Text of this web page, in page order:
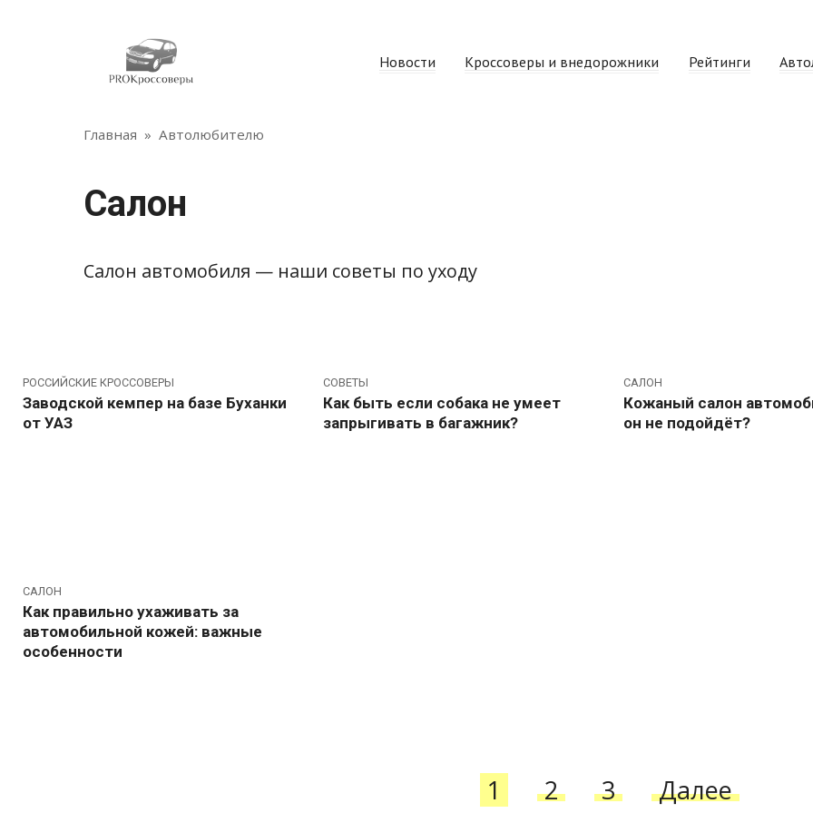
Новости Кроссоверы и внедорожники Рейтинги
Главная » Автолюбителю
Салон
Салон автомобиля — наши советы по уходу
РОССИЙСКИЕ КРОССОВЕРЫ
Заводской кемпер на базе Буханки
от УАЗ
СОВЕТЫ
Как быть если собака не умеет
запрыгивать в багажник?
САЛОН
Кожаный салон
он не подойдёт?
САЛОН
Как правильно ухаживать за
автомобильной кожей: важные
особенности
1 2 3 Далее